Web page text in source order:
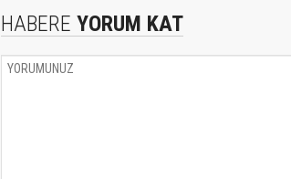
HABERE YORUM KAT